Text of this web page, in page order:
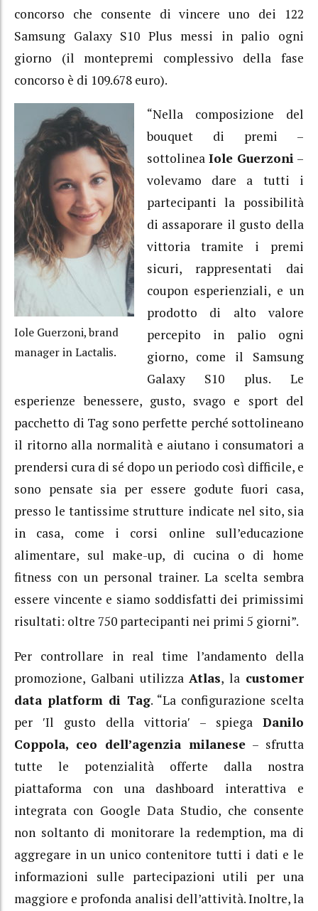
concorso che consente di vincere uno dei 122
Samsung Galaxy S10 Plus messi in palio ogni
giorno (il montepremi complessivo della fase
concorso è di 109.678 euro).
Iole Guerzoni, brand
manager in Lactalis.
“Nella composizione del
bouquet di premi –
sottolinea Iole Guerzoni–
volevamo dare a tutti i
partecipanti la possibilità
di assaporare il gusto della
vittoria tramite i premi
sicuri, rappresentati dai
coupon esperienziali, e un
prodotto di alto valore
percepito in palio ogni
giorno, come il Samsung
Galaxy S10 plus. Le
esperienze benessere, gusto, svago e sport del
pacchetto di Tag sono perfette perché sottolineano
il ritorno alla normalità e aiutano i consumatori a
prendersi cura di sé dopo un periodo così difficile, e
sono pensate sia per essere godute fuori casa,
presso le tantissime strutture indicate nel sito, sia
in casa, come i corsi online sull’educazione
alimentare, sul make-up, di cucina o di home
fitness con un personal trainer. La scelta sembra
essere vincente e siamo soddisfatti dei primissimi
risultati: oltre 750 partecipanti nei primi 5 giorni”.
Per controllare in real time l’andamento della
promozione, Galbani utilizzaAtlas, la customer
data platform di Tag. “La configurazione scelta
per ʹIl gusto della vittoriaʹ – spiega Danilo
Coppola, ceo dell’agenzia milanese – sfrutta
tutte le potenzialità offerte dalla nostra
piattaforma con una dashboard interattiva e
integrata con Google Data Studio, che consente
non soltanto di monitorare la redemption, ma di
aggregare in un unico contenitore tutti i dati e le
informazioni sulle partecipazioni utili per una
maggiore e profonda analisi dell’attività. Inoltre, la